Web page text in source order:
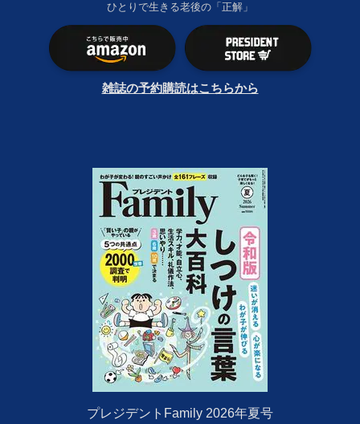
ひとりで生きる老後の「正解」
雑誌の予約購読はこちらから
プレジデントFamily 2026年夏号